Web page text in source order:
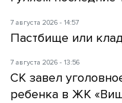
7 августа 2026 - 14:57
Пастбище или
7 августа 2026 - 13:56
СК завел
ребенка в ЖК